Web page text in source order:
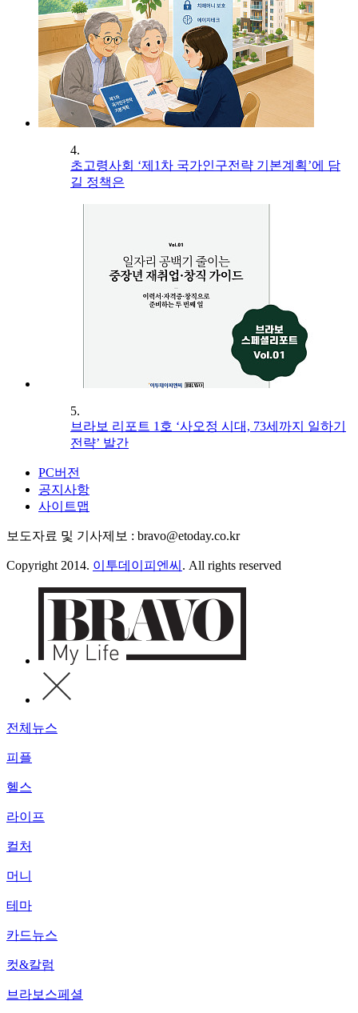
4.
초고령사회 ‘제1차 국가인구전략 기본계획’에 담
길 정책은
5.
브라보 리포트 1호 ‘사오정 시대, 73세까지 일하기
전략’ 발간
PC버전
공지사항
사이트맵
보도자료 및 기사제보 : bravo@etoday.co.kr
Copyright 2014. 이투데이피엔씨 . All rights reserved
전체뉴스
피플
헬스
라이프
컬처
머니
테마
카드뉴스
컷&칼럼
브라보스페셜